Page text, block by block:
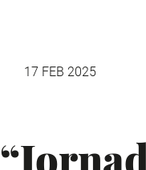
17 FEB 2025